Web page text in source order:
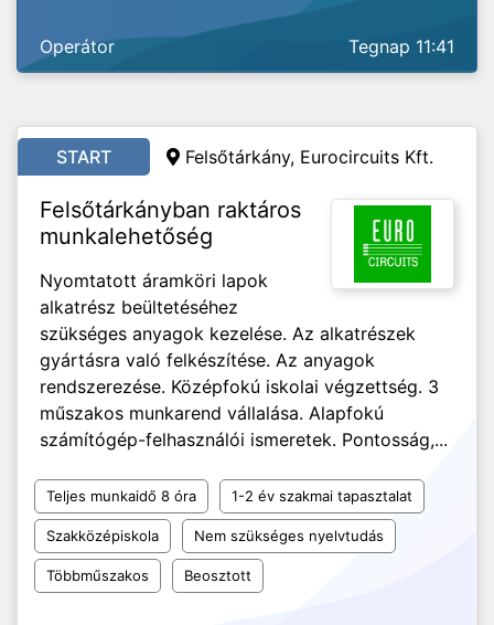
Operátor Tegnap 11:41
START Felsőtárkány, Eurocircuits Kft.
Felsőtárkányban raktáros
munkalehetőség
Nyomtatott áramköri lapok
alkatrész beültetéséhez
szükséges anyagok kezelése. Az alkatrészek
gyártásra való felkészítése. Az anyagok
rendszerezése. Középfokú iskolai végzettség. 3
műszakos munkarend vállalása. Alapfokú
számítógép-felhasználói ismeretek. Pontosság,...
Teljes munkaidő 8 óra 1-2 év szakmai tapasztalat
Szakközépiskola Nem szükséges nyelvtudás
Többműszakos Beosztott